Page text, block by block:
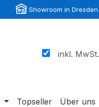
Showroom in Dresden
inkl. MwSt.
Topseller Über uns